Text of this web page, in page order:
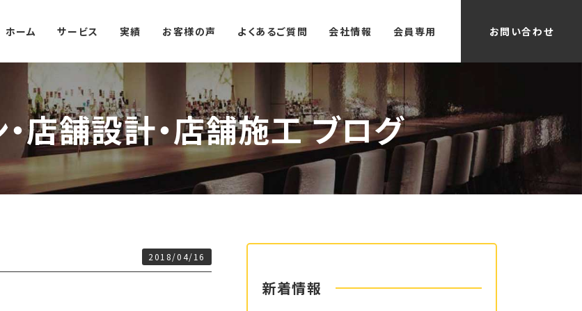
ホーム サービス 実績 お客様の声 よくあるご質問 会社情報 会員専用 お問い合わせ
店舗設計・店舗施工 ブログ
2018/04/16
新着情報